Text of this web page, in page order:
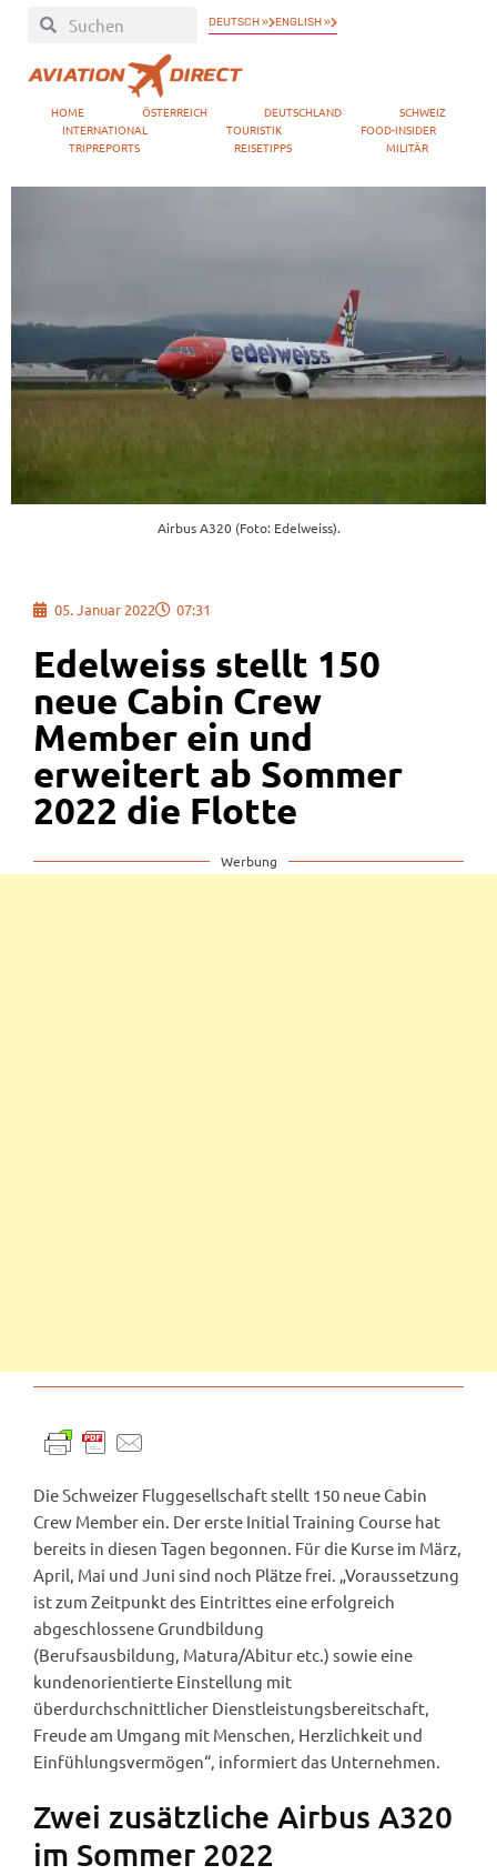
DEUTSCH » ENGLISH »
HOME ÖSTERREICH DEUTSCHLAND
SCHWEIZ
INTERNATIONAL
TOURISTIK
FOOD-INSIDER
TRIPREPORTS
REISETIPPS MILITÄR
Airbus A320 (Foto: Edelweiss).
05. Januar 2022 07:31
Edelweiss stellt 150
neue Cabin Crew
Member ein und
erweitert ab Sommer
2022 die Flotte
Werbung
Die Schweizer Fluggesellschaft stellt 150 neue Cabin
Crew Member ein. Der erste Initial Training Course hat
bereits in diesen Tagen begonnen. Für die Kurse im März,
April, Mai und Juni sind noch Plätze frei. „Voraussetzung
ist zum Zeitpunkt des Eintrittes eine erfolgreich
abgeschlossene Grundbildung
(Berufsausbildung, Matura/Abitur etc.) sowie eine
kundenorientierte Einstellung mit
überdurchschnittlicher Dienstleistungsbereitschaft,
Freude am Umgang mit Menschen, Herzlichkeit und
Einfühlungsvermögen“, informiert das Unternehmen.
Zwei zusätzliche Airbus A320
im Sommer 2022